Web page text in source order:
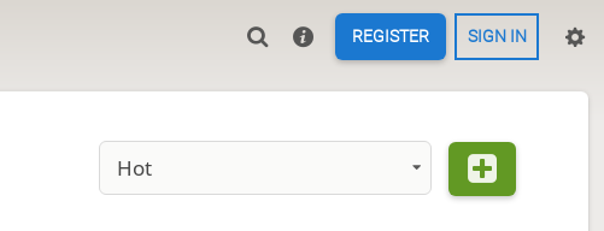
REGISTER SIGN IN
Hot